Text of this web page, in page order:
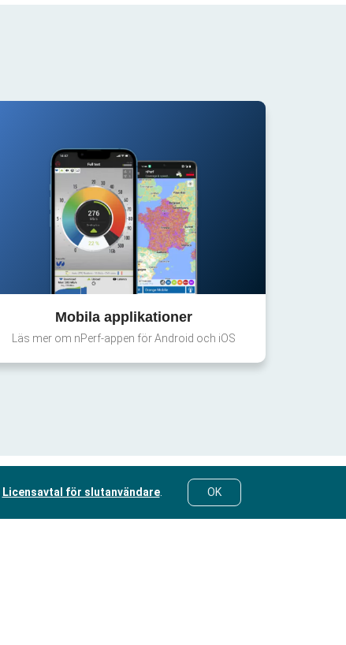
Mobila applikationer
Läs mer om nPerf-appen för Android och iOS
Licensavtal för slutanvändare. OK